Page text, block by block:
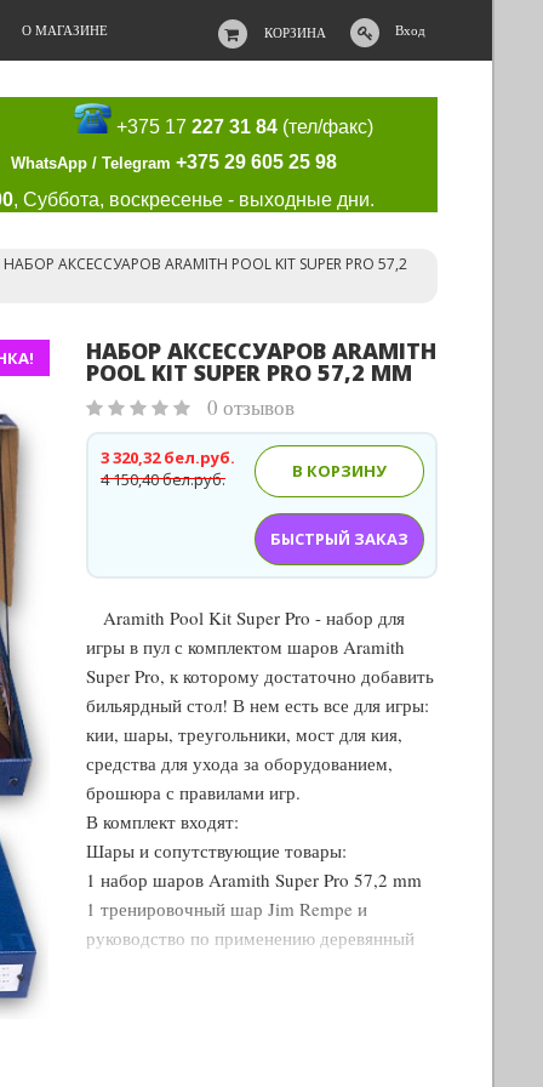
КОРЗИНА Вход
О МАГАЗИНЕ
+375 17227 31 84 (тел/факс)
WhatsApp / Telegram +375 29 605 25 98
, Суббота, воскресенье - выходные дни.
НАБОР АКСЕССУАРОВ ARAMITH POOL KIT SUPER PRO 57,2
НАБОР АКСЕССУАРОВ ARAMITH
POOL KIT SUPER PRO 57,2 ММ
0 отзывов
4 150,40 бел.руб.
3 320,32 бел.руб.
В КОРЗИНУ
БЫСТРЫЙ ЗАКАЗ
Aramith Pool Kit Super Pro - набор для
игры в пул с комплектом шаров Aramith
Super Pro, к которому достаточно добавить
бильярдный стол! В нем есть все для игры:
кии, шары, треугольники, мост для кия,
средства для ухода за оборудованием,
брошюра с правилами игр.
В комплект входят:
Шары и сопутствующие товары:
1 набор шаров Aramith Super Pro 57,2 mm
1 тренировочный шар Jim Rempe и
руководство по применению деревянный